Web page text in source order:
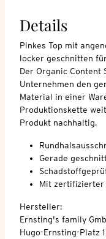
Details
Pinkes Top mit
locker geschnitten
Der Organic
Unternehmen den
Material in einer
Produktionskette
Produkt nachhaltig.
Gerade
Mit zertifizierter
Hersteller:
Ernsting's family
Hugo-Ernsting-Platz 1